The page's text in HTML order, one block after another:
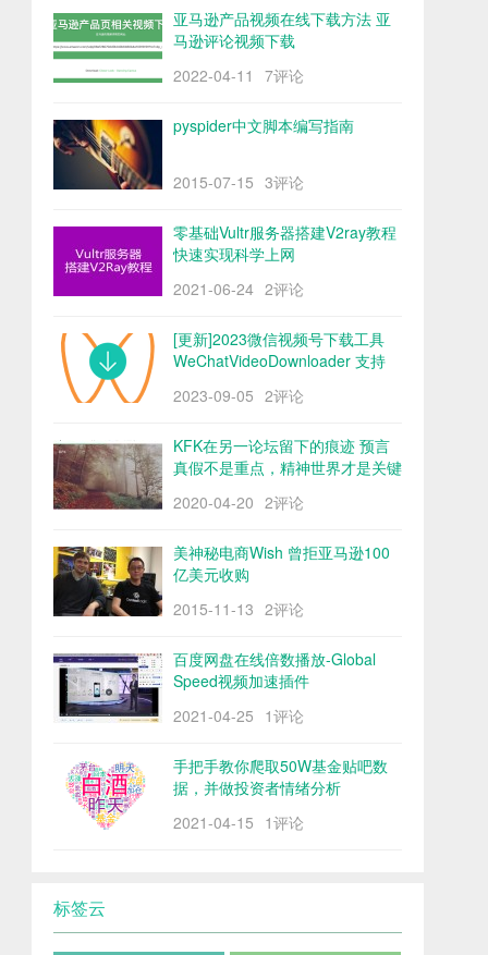
亚马逊产品视频在线下载方法 亚
马逊评论视频下载
2022-04-11
7评论
pyspider中文脚本编写指南
2015-07-15 3评论
零基础Vultr服务器搭建V2ray教程
快速实现科学上网
2021-06-24 2评论
[更新]2023微信视频号下载工具
WeChatVideoDownloader 支持
2023-09-05 2评论
KFK在另一论坛留下的痕迹 预言
真假不是重点，精神世界才是关键
2020-04-20 2评论
美神秘电商Wish 曾拒亚马逊100
亿美元收购
2015-11-13 2评论
百度网盘在线倍数播放-Global
Speed视频加速插件
2021-04-25 1评论
手把手教你爬取50W基金贴吧数
据，并做投资者情绪分析
2021-04-15 1评论
标签云